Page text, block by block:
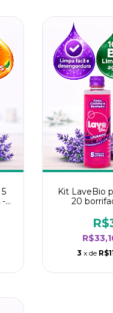
-
Kit LaveBio
20
3 x de